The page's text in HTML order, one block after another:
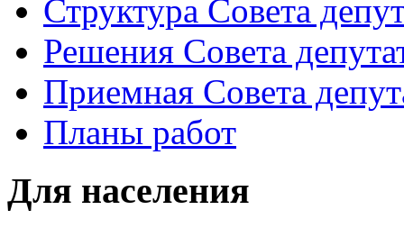
Структура Совета
Решения Совета
Приемная Совета
Планы работ
Для населения